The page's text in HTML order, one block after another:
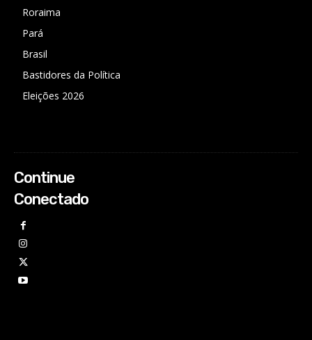
Roraima
Pará
Brasil
Bastidores da Política
Eleições 2026
Continue
Conectado